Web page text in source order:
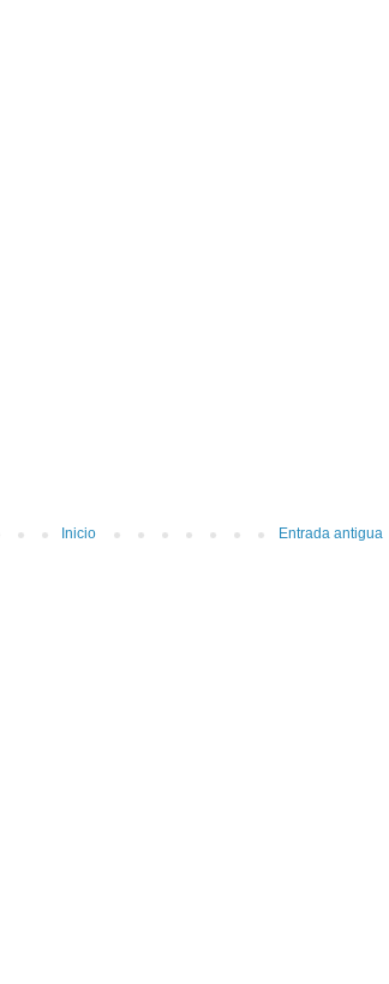
Entrada antigua
Inicio